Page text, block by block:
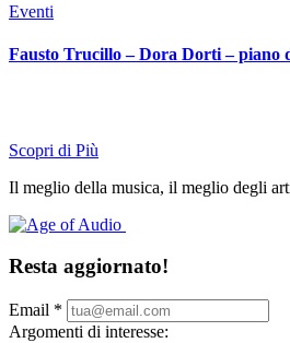
Eventi
Fausto Trucillo – Dora Dorti – piano
Scopri di Più
Il meglio della musica, il meglio degli
Resta aggiornato!
Email *
Argomenti di interesse: